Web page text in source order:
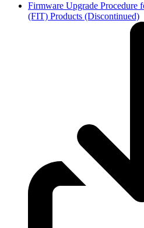
Firmware Upgrade Procedure
(FIT) Products (Discontinued)